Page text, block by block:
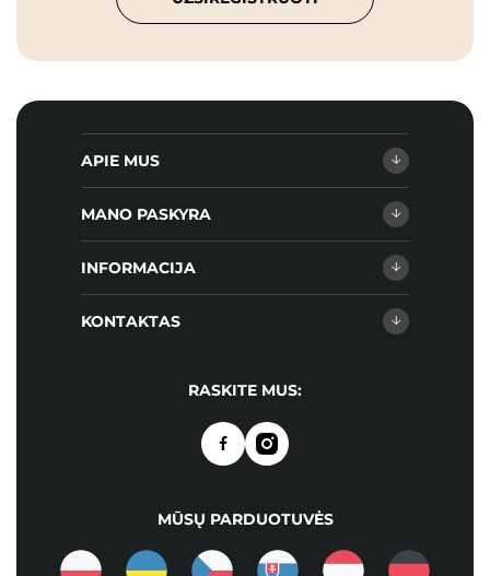
APIE MUS
MANO PASKYRA
INFORMACIJA
KONTAKTAS
RASKITE MUS:
MŪSŲ PARDUOTUVĖS